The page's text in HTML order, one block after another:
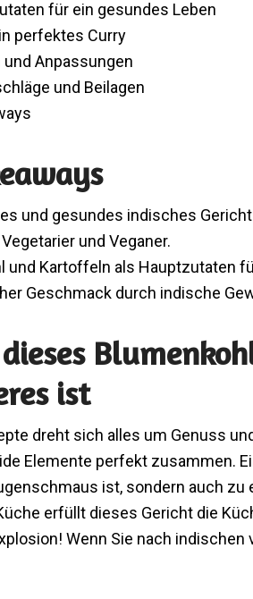
für ein gesundes Leben
perfektes Curry
und Anpassungen
und Beilagen
und gesundes indisches
und Veganer.
und Kartoffeln als Hauptzutaten
Geschmack durch indische
ist
dreht sich alles um Genuss
Elemente perfekt zusammen.
ist, sondern auch
erfüllt dieses Gericht die
Wenn Sie nach